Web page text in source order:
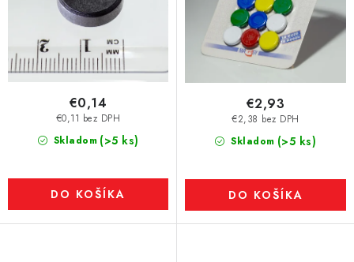
Skladom (>5 ks)
€0,11 bez DPH
€0,14
DO KOŠÍKA
Skladom (>5 ks)
€2,38 bez DPH
€2,93
DO KOŠÍKA